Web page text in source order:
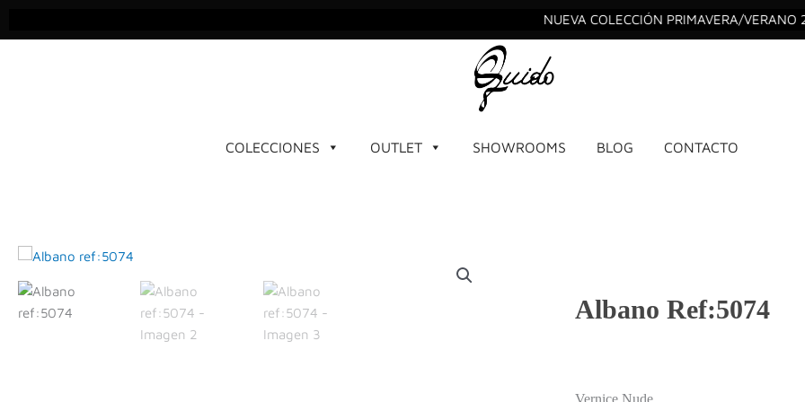
NUEVA COLECCIÓN PRIMAVERA/VERANO
COLECCIONES OUTLET SHOWROOMS BLOG CONTACTO
Albano Ref:5074